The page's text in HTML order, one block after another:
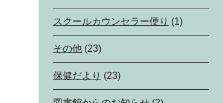
スクールカウンセラー便り (1)
その他(23)
保健だより (23)